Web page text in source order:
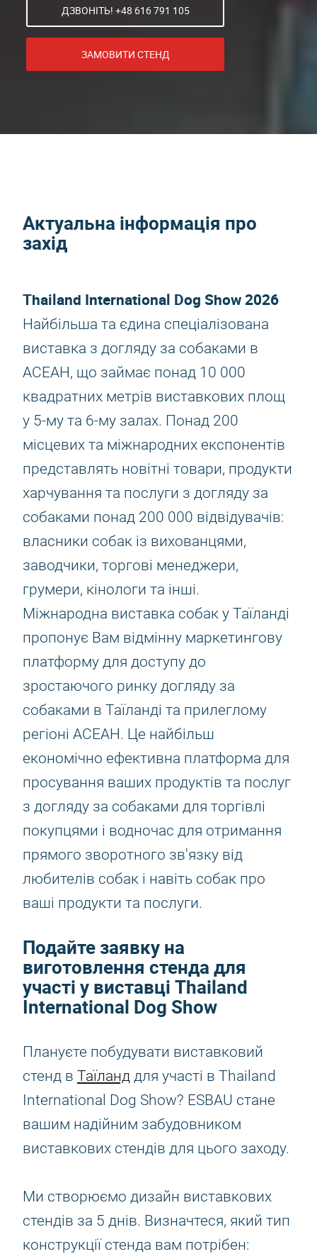
ДЗВОНІТЬ! +48 616 791 105
ЗАМОВИТИ СТЕНД
Актуальна інформація про
захід
Thailand International Dog Show 2026
Найбільша та єдина спеціалізована
виставка з догляду за собаками в
АСЕАН, що займає понад 10 000
квадратних метрів виставкових площ
у 5-му та 6-му залах. Понад 200
місцевих та міжнародних експонентів
представлять новітні товари, продукти
харчування та послуги з догляду за
собаками понад 200 000 відвідувачів:
власники собак із вихованцями,
заводчики, торгові менеджери,
грумери, кінологи та інші.
Міжнародна виставка собак у Таїланді
пропонує Вам відмінну маркетингову
платформу для доступу до
зростаючого ринку догляду за
собаками в Таїланді та прилеглому
регіоні АСЕАН. Це найбільш
економічно ефективна платформа для
просування ваших продуктів та послуг
з догляду за собаками для торгівлі
покупцями і водночас для отримання
прямого зворотного зв'язку від
любителів собак і навіть собак про
ваші продукти та послуги.
Подайте заявку на
виготовлення стенда для
участі у виставці Thailand
International Dog Show
Плануєте побудувати виставковий
стенд в Таїланд для участі в Thailand
International Dog Show? ESBAU стане
вашим надійним забудовником
виставкових стендів для цього заходу.
Ми створюємо дизайн виставкових
стендів за 5 днів. Визначтеся, який тип
конструкції стенда вам потрібен: